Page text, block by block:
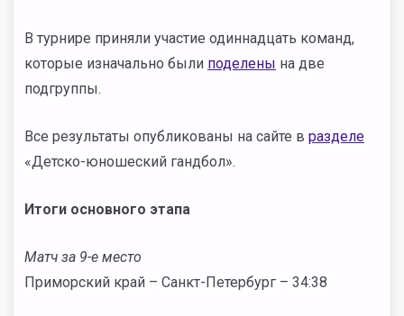
В турнире приняли участие одиннадцать команд,
которые изначально были поделены на две
подгруппы.
Все результаты опубликованы на сайте в разделе
«Детско-юношеский гандбол».
Итоги основного этапа
Матч за 9-е место
Приморский край – Санкт-Петербург – 34:38